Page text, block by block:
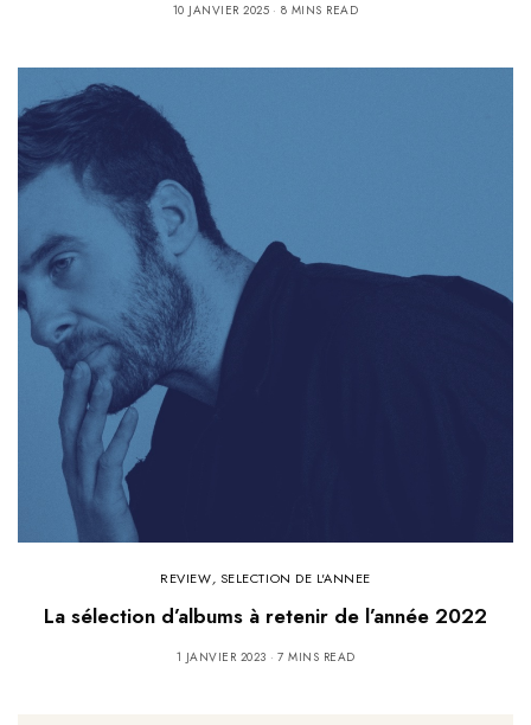
10 JANVIER 2025 8 MINS READ
REVIEW, SELECTION DE L'ANNEE
La sélection d’albums à retenir de l’année 2022
1 JANVIER 2023 7 MINS READ